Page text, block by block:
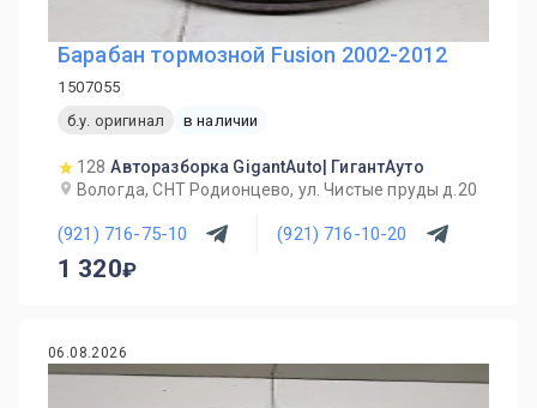
Барабан тормозной Fusion 2002-2012
1507055
б.у. оригинал
в наличии
128 Авторазборка GigantAuto| ГигантАуто
Вологда, СНТ Родионцево, ул. Чистые пруды д.20
(921) 716-75-10 (921) 716-10-20
1 320
06.08.2026